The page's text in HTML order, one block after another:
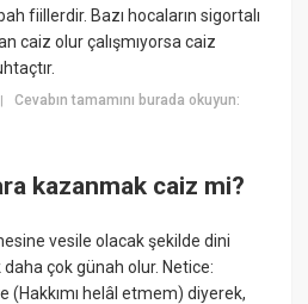
fiillerdir. Bazı hocaların sigortalı
caiz olur çalışmıyorsa caiz
Cevabın tamamını burada okuyun:
kazanmak caiz mi?
vesile olacak şekilde dini
çok günah olur. Netice:
(Hakkımı helâl etmem) diyerek,